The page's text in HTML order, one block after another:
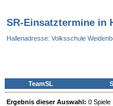
SR-Einsatztermine in
Hallenadresse: Volksschule
TeamSL
Ergebnis dieser Auswahl: 0 Spiele